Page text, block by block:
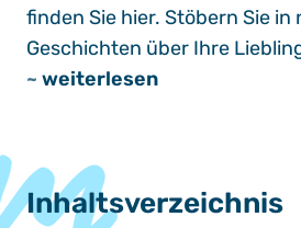
finden Sie hier. Stöbern Sie in
Geschichten über Ihre
~ weiterlesen
Inhaltsverzeichnis